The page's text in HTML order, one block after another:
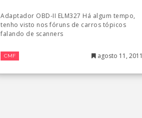
Adaptador OBD-II ELM327 Há algum tempo,
tenho visto nos fóruns de carros tópicos
falando de scanners
CMF agosto 11, 2011